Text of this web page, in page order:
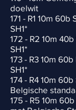
doelwit
171 - R1 10m
SH1*
172 - R2 10m
SH1*
173 - R3 10m
SH1*
174 - R4 10m
Belgische
175 - R5 10m